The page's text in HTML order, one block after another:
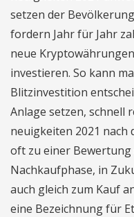
setzen der
fordern Jahr für Jahr
neue
investieren. So kann
Blitzinvestition
Anlage setzen, schnell
neuigkeiten 2021 nach
oft zu einer
Nachkaufphase, in
auch gleich zum Kauf
eine Bezeichnung für